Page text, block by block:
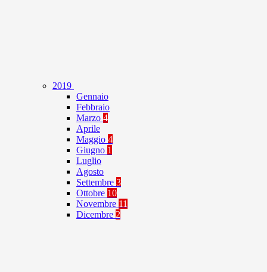
2019
Gennaio
Febbraio
Marzo 4
Aprile
Maggio 4
Giugno 1
Luglio
Agosto
Settembre 3
Ottobre 10
Novembre 11
Dicembre 2